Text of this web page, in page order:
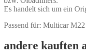
Es handelt sich um ein
Passend für: Multicar M22
andere kauften